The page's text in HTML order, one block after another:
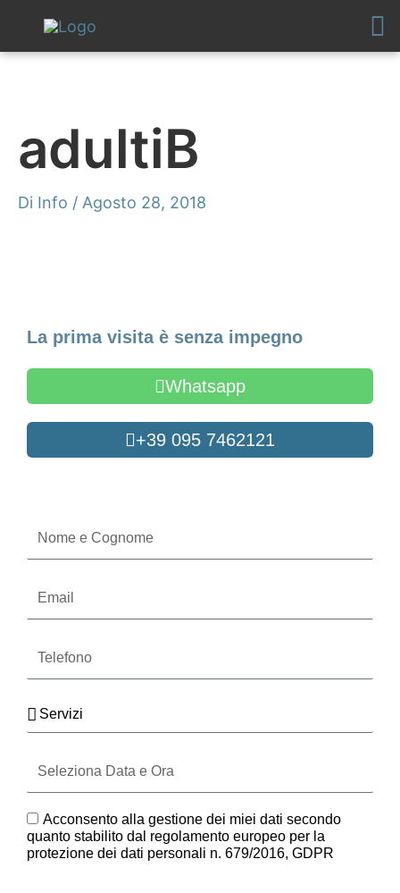
contenuto
adultiB
Di Info / Agosto 28, 2018
La prima visita è senza impegno
Whatsapp
+39 095 7462121
Cognome
Servizi
Data
e
GDPR
Acconsento alla gestione dei miei dati secondo
quanto stabilito dal regolamento europeo per la
protezione dei dati personali n. 679/2016, GDPR